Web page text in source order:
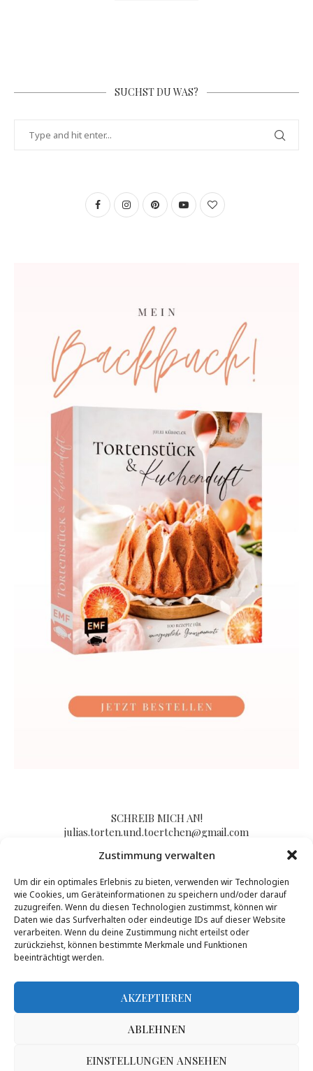
Zustimmung verwalten
Um dir ein optimales Erlebnis zu bieten, verwenden wir Technologien
wie Cookies, um Geräteinformationen zu speichern und/oder darauf
zuzugreifen. Wenn du diesen Technologien zustimmst, können wir
Daten wie das Surfverhalten oder eindeutige IDs auf dieser Website
verarbeiten. Wenn du deine Zustimmung nicht erteilst oder
zurückziehst, können bestimmte Merkmale und Funktionen
beeinträchtigt werden.
AKZEPTIEREN
ABLEHNEN
EINSTELLUNGEN ANSEHEN
SUCHST DU WAS?
SCHREIB MICH AN!
julias.torten.und.toertchen@gmail.com
Impressum/Kontakt & Datenschutzerklärung
Inhalte dieser Seite dürfen von Dritten nur nach Genehmigung durch Julias
@2017 - PenciDesign. All Right Reserved. Designed and Developed by
PenciDesign